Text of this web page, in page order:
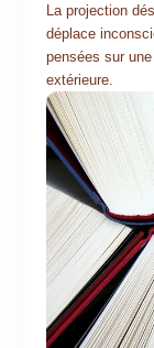
La projection
déplace
pensées sur
extérieure.